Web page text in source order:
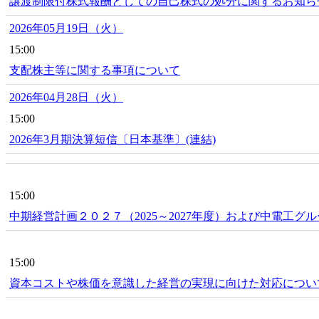
2026年05月19日（火）
15:00
支配株主等に関する事項について
2026年04月28日（火）
15:00
2026年3月期決算短信〔日本基準〕(連結)
15:00
中期経営計画２０２７（2025～2027年度）および中電工グ
15:00
資本コストや株価を意識した経営の実現に向けた対応につ